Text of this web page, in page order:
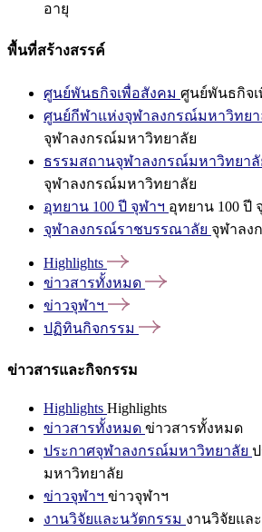
อายุ
พื้นที่สร้างสรรค์
ศูนย์พันธกิจเพื่อสังคม ศูนย์พันธกิจ
ศูนย์กีฬาแห่งจุฬาลงกรณ์มหาวิทยา
จุฬาลงกรณ์มหาวิทยาลัย
ธรรมสถานจุฬาลงกรณ์มหาวิทยาลั
จุฬาลงกรณ์มหาวิทยาลัย
อุทยาน 100 ปี จุฬาฯ อุทยาน 100 ปี
จุฬาลงกรณ์ราชบรรณาลัย จุฬาลง
Highlights
ข่าวสารทั้งหมด
ข่าวจุฬาฯ
ปฏิทินกิจกรรม
ข่าวสารและกิจกรรม
Highlights Highlights
ข่าวสารทั้งหมด ข่าวสารทั้งหมด
ประกาศจุฬาลงกรณ์มหาวิทยาลัย
มหาวิทยาลัย
ข่าวจุฬาฯ ข่าวจุฬาฯ
งานวิจัยและนวัตกรรม งานวิจัยแล